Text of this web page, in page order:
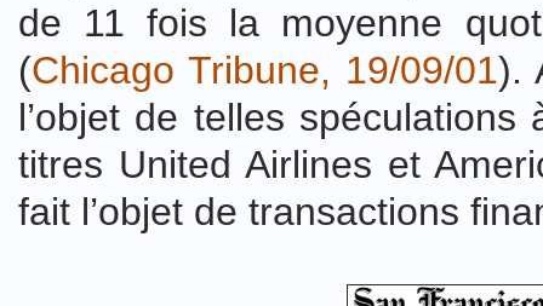
de 11 fois la moyenne
(Chicago Tribune, 19/09/01).
l’objet de telles
titres United Airlines et
fait l’objet de transactions